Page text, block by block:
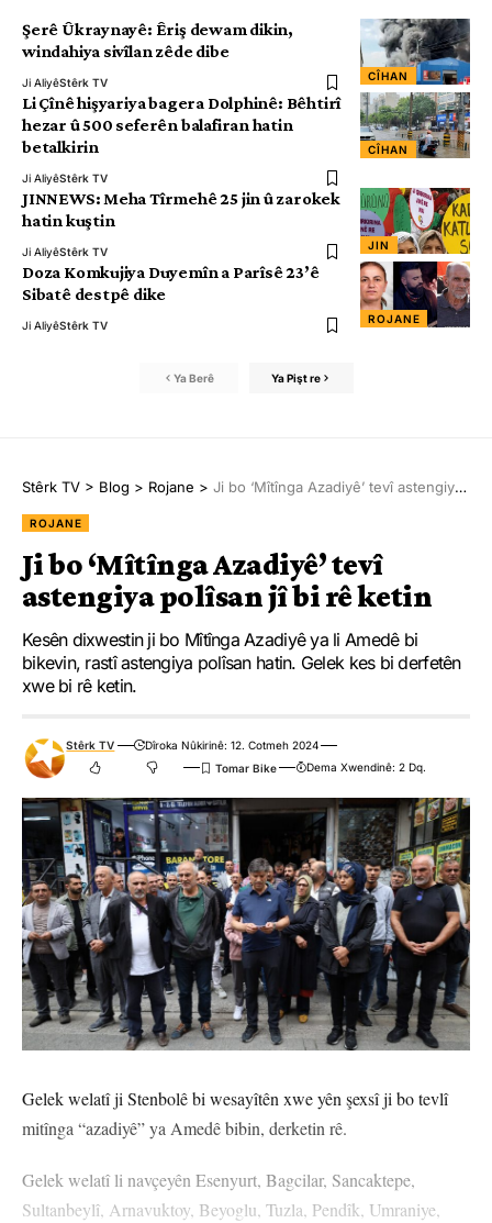
CÎHAN
Şerê Ûkraynayê: Êriş dewam dikin,
windahiya sivîlan zêde dibe
Ji AliyêStêrk TV
CÎHAN
Li Çînê hişyariya bagera Dolphinê: Bêhtirî
hezar û 500 seferên balafiran hatin
betalkirin
Ji AliyêStêrk TV
JIN
JINNEWS: Meha Tîrmehê 25 jin û zarokek
hatin kuştin
Ji AliyêStêrk TV
ROJANE
Doza Komkujiya Duyemîn a Parîsê 23’ê
Sibatê destpê dike
Ji AliyêStêrk TV
Ya Berê Ya Pişt re
Stêrk TV > Blog > Rojane > Ji bo ‘Mîtînga Azadiyê’ tevî astengiya polîsan jî bi rê ketin
ROJANE
Ji bo ‘Mîtînga Azadiyê’ tevî
astengiya polîsan jî bi rê ketin
Kesên dixwestin ji bo Mîtînga Azadiyê ya li Amedê bi
bikevin, rastî astengiya polîsan hatin. Gelek kes bi derfetên
xwe bi rê ketin.
Stêrk TV
Dîroka Nûkirinê: 12. Cotmeh 2024
Dema Xwendinê: 2 Dq.
Gelek welatî ji Stenbolê bi wesayîtên xwe yên şexsî ji bo tevlî
mitînga “azadiyê” ya Amedê bibin, derketin rê.
Gelek welatî li navçeyên Esenyurt, Bagcilar, Sancaktepe,
Sultanbeylî, Arnavuktoy, Beyoglu, Tuzla, Pendîk, Umraniye,